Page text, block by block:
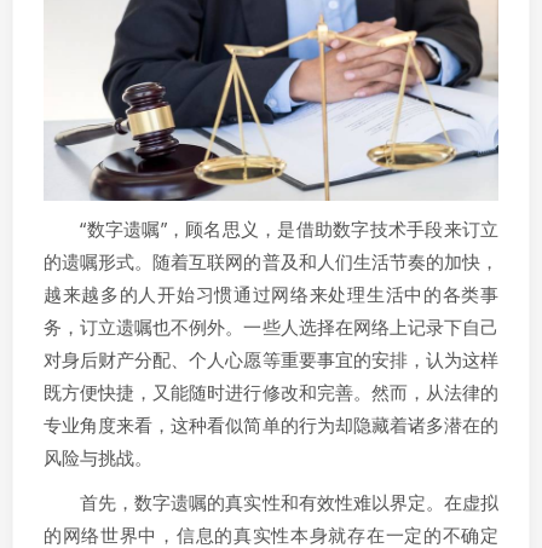
“数字遗嘱”，顾名思义，是借助数字技术手段来订立
的遗嘱形式。随着互联网的普及和人们生活节奏的加快，
越来越多的人开始习惯通过网络来处理生活中的各类事
务，订立遗嘱也不例外。一些人选择在网络上记录下自己
对身后财产分配、个人心愿等重要事宜的安排，认为这样
既方便快捷，又能随时进行修改和完善。然而，从法律的
专业角度来看，这种看似简单的行为却隐藏着诸多潜在的
风险与挑战。
首先，数字遗嘱的真实性和有效性难以界定。在虚拟
的网络世界中，信息的真实性本身就存在一定的不确定